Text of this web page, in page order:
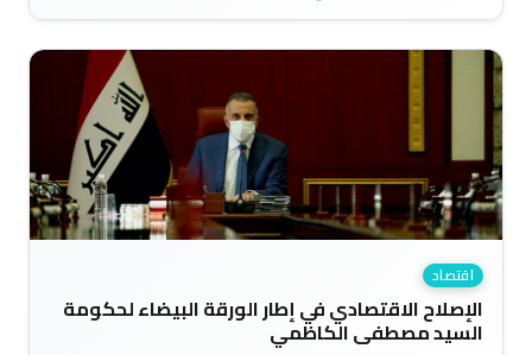
اقتصاد
الإصلاح الاقتصادي في إطار الورقة البيضاء لحكومة
السيد مصطفى الكاظمي